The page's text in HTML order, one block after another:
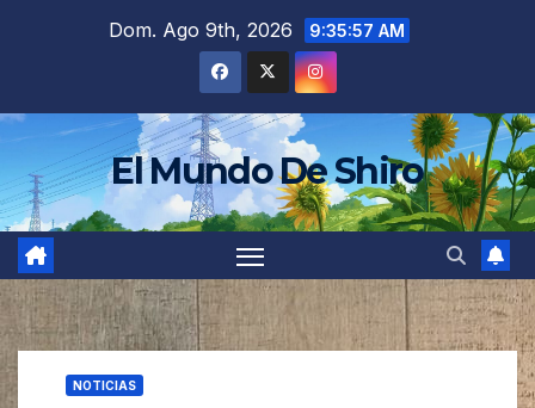
Dom. Ago 9th, 2026 9:35:59 AM
El Mundo De Shiro
NOTICIAS